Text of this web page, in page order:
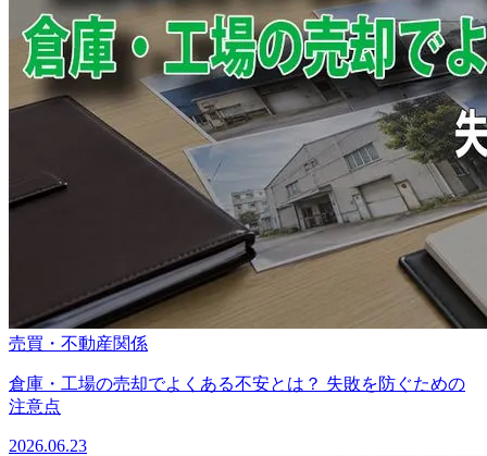
売買・不動産関係
倉庫・工場の売却でよくある不安とは？ 失敗を防ぐための
注意点
2026.06.23